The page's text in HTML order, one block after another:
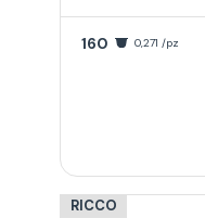
160 0,271 /pz
RICCO